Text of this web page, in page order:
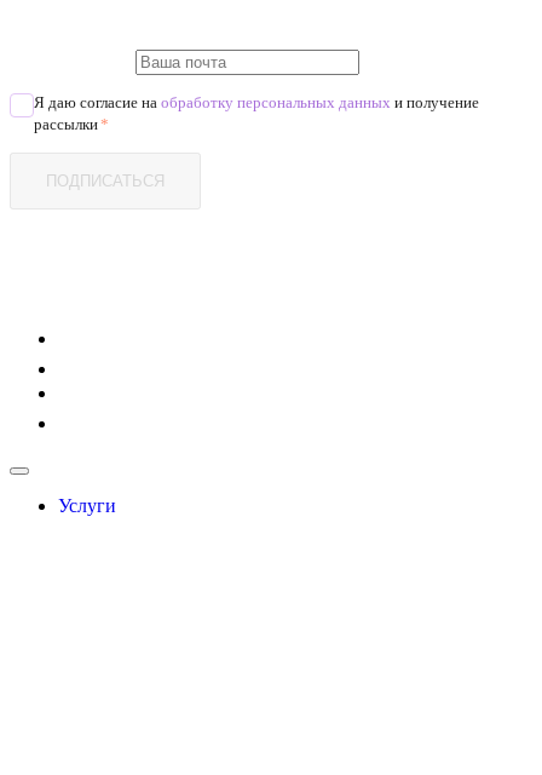
Я даю согласие на обработку персональных данных и получение
рассылки*
ПОДПИСАТЬСЯ
Услуги